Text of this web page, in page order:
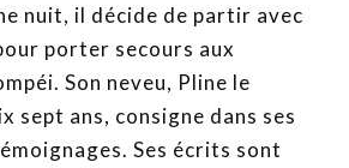
nuit, il décide de partir avec
porter secours aux
Son neveu, Pline le
sept ans, consigne dans ses
Ses écrits sont